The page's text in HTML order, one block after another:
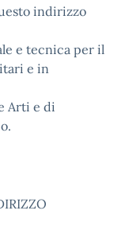
indirizzo
e tecnica per il
e in
Arti e di